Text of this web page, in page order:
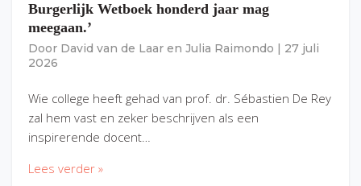
Burgerlijk Wetboek honderd jaar mag
meegaan.’
Door David van de Laar en Julia Raimondo
27 juli
2026
Wie college heeft gehad van prof. dr. Sébastien De Rey
zal hem vast en zeker beschrijven als een
inspirerende docent…
Lees verder »